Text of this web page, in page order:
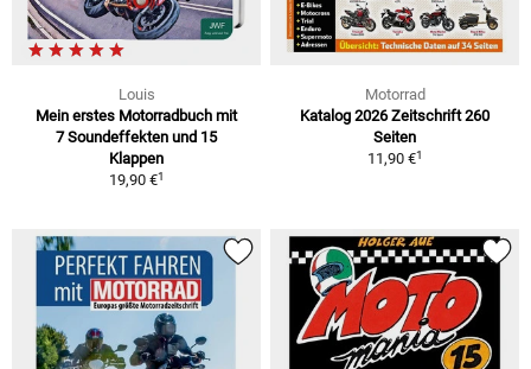
Louis
Mein erstes Motorradbuch mit
7 Soundeffekten und 15
Klappen
19,90 €1
Motorrad
Katalog 2026 Zeitschrift 260
Seiten
11,90 €1